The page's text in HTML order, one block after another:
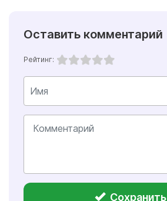
Оставить комментарий
Рейтинг:
Сохранить